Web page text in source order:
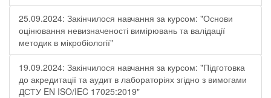
25.09.2024: Закінчилося навчання за курсом: "Основи
оцінювання невизначеності вимірювань та валідації
методик в мікробіології"
19.09.2024: Закінчилося навчання за курсом: "Підготовка
до акредитації та аудит в лабораторіях згідно з вимогами
ДСТУ EN ISO/IEC 17025:2019"